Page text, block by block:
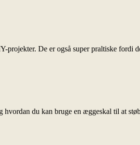
projekter. De er også super praltiske fordi
hvordan du kan bruge en æggeskal til at